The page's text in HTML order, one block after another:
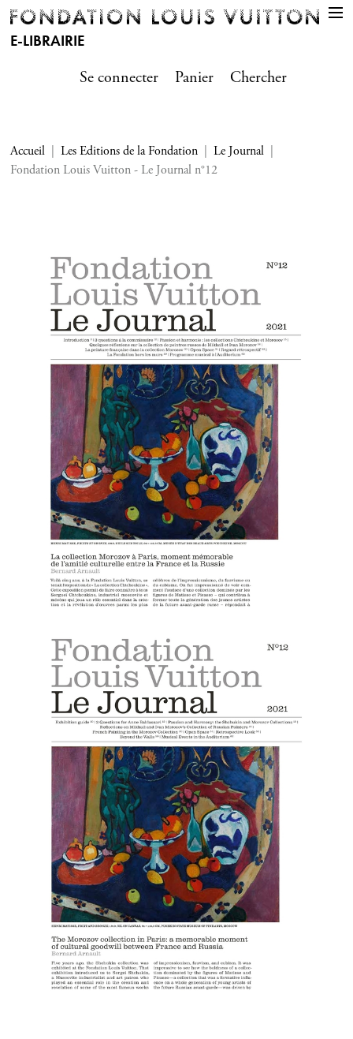
E-LIBRAIRIE
Se connecter
Panier Chercher
Accueil Les Editions de la Fondation
Le Journal
Fondation Louis Vuitton - Le Journal n°12